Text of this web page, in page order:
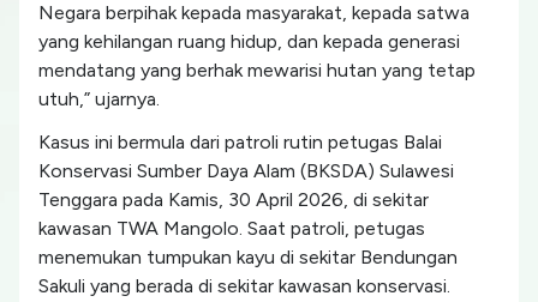
Negara berpihak kepada masyarakat, kepada satwa
yang kehilangan ruang hidup, dan kepada generasi
mendatang yang berhak mewarisi hutan yang tetap
utuh,” ujarnya.
Kasus ini bermula dari patroli rutin petugas Balai
Konservasi Sumber Daya Alam (BKSDA) Sulawesi
Tenggara pada Kamis, 30 April 2026, di sekitar
kawasan TWA Mangolo. Saat patroli, petugas
menemukan tumpukan kayu di sekitar Bendungan
Sakuli yang berada di sekitar kawasan konservasi.